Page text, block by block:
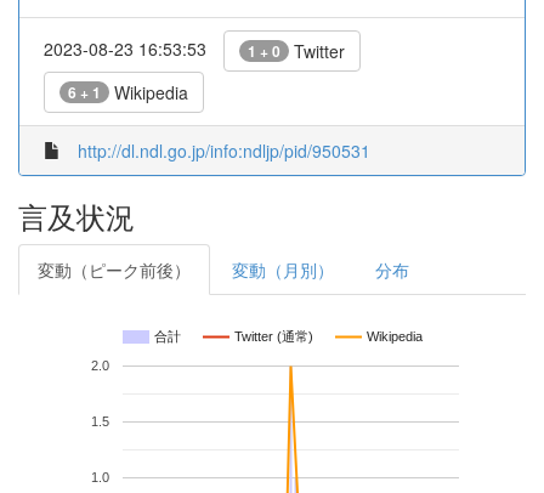
2023-08-23 16:53:53 1 + 0 Twitter
6 + 1 Wikipedia
http://dl.ndl.go.jp/info:ndljp/pid/950531
言及状況
変動（ピーク前後） 変動（月別） 分布
合計 Twitter (通常) Wikipedia
1.0
1.5
2.0